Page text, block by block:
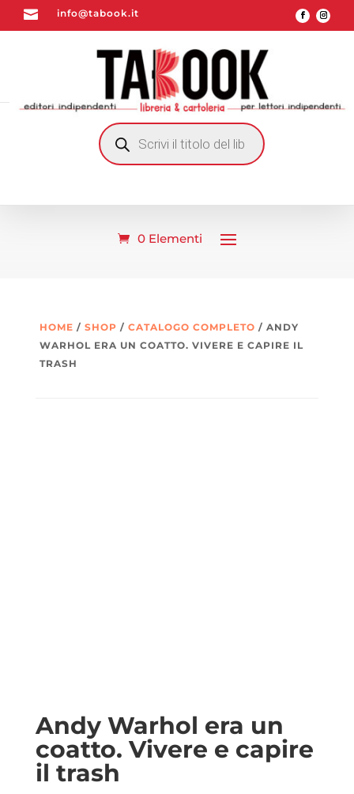
 info@tabook.it
RICERCA
PRODOTTI
0 Elementi
HOME / SHOP / CATALOGO COMPLETO / ANDY
WARHOL ERA UN COATTO. VIVERE E CAPIRE IL
TRASH
Andy Warhol era un
coatto. Vivere e capire
il trash